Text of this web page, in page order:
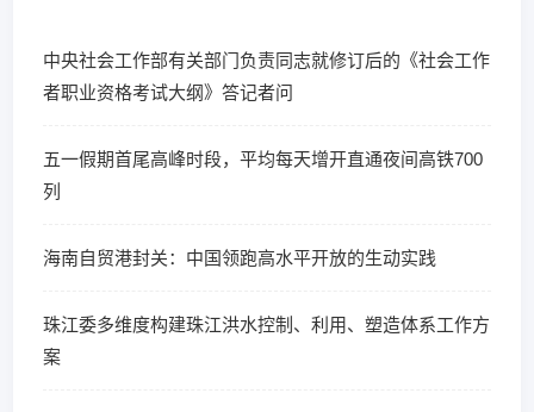
中央社会工作部有关部门负责同志就修订后的《社会工作
者职业资格考试大纲》答记者问
五一假期首尾高峰时段，平均每天增开直通夜间高铁700
列
海南自贸港封关：中国领跑高水平开放的生动实践
珠江委多维度构建珠江洪水控制、利用、塑造体系工作方
案